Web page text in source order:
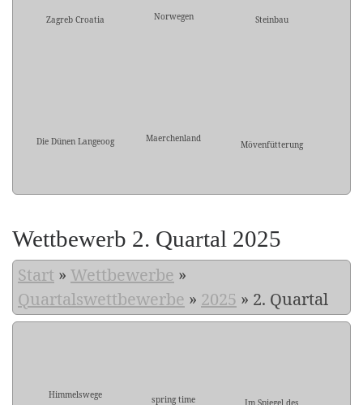
Zagreb Croatia Norwegen Steinbau
Die Dünen Langeoog Maerchenland
Mövenfütterung
Wettbewerb 2. Quartal 2025
Start » Wettbewerbe »
Quartalswettbewerbe » 2025 » 2. Quartal
Himmelswege spring time Im Spiegel des